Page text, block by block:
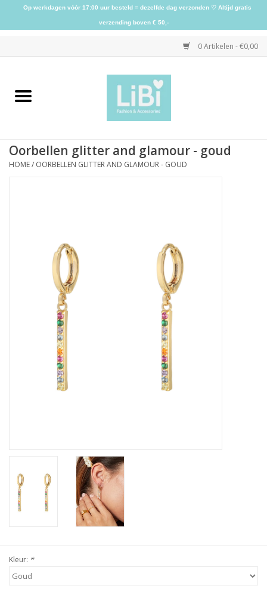
0 Artikelen - €0,00
Home
Kleding
Accessoires
Herensokken
Oorbellen glitter and glamour - goud
HOME/ OORBELLEN GLITTER AND GLAMOUR - GOUD
Kleur: *
Op werkdagen vóór 17:00 uur besteld = dezelfde dag verzonden ♡ Altijd gratis
verzending boven € 50,-